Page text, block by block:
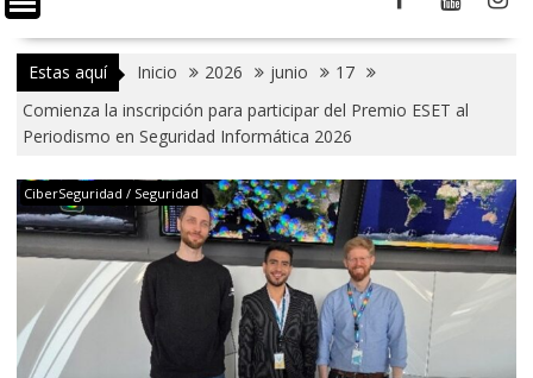
Estas aquí Inicio 2026 junio
17
Comienza la inscripción para participar del Premio ESET al
Periodismo en Seguridad Informática 2026
CiberSeguridad / Seguridad